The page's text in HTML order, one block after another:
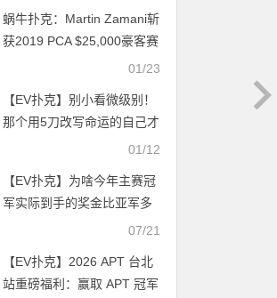
蜗牛扑克：Martin Zamani斩
获2019 PCA $25,000豪客赛
01/23
【EV扑克】别小看微级别！
那个用5刀改写命运的自己才
01/12
【EV扑克】为啥今年主赛冠
军实际到手的奖金比亚军多
07/21
【EV扑克】2026 APT 台北
站重磅福利：赢取 APT 冠军